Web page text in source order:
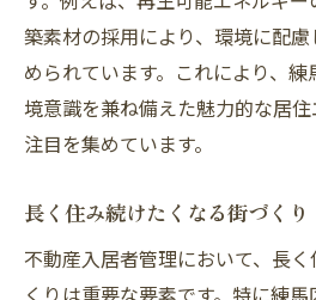
築素材の採用により、環境に配
められています。これにより、
境意識を兼ね備えた魅力的な居
注目を集めています。
長く住み続けたくなる街づくり
不動産入居者管理において、長
くりは重要な要素です。特に練